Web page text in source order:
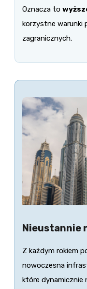
Oznacza to
korzystne warunki
zagranicznych.
Nieustannie
Z każdym rokiem
nowoczesna
które dynamicznie